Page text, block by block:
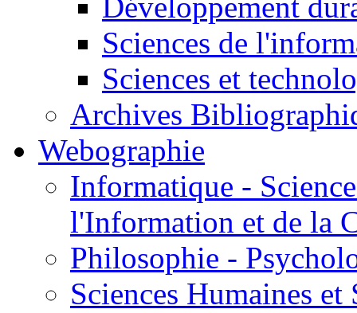
Développement
Sciences de
Sciences et
Archives
Webographie
Informatique -
l'Information et de la
Philosophie -
Sciences Humaines et